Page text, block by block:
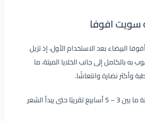
افوفا
البيضاء بعد الاستخدام الأول، إذ تزيل
به بالكامل إلى جانب الخلايا الميتة، ما
وأكثر نضارة وانتعاشًا.
يستمر مفعول العجينة ما بين 3 – 5 أسابيع تقريبًا حتى يبدأ الشعر